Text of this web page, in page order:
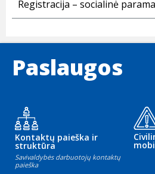
Registracija – socialinė parama
Paslaugos
Kontaktų paieška ir
struktūra
Savivaldybės darbuotojų kontaktų
paieška